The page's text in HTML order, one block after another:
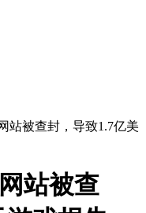
站被查封，导致1.7亿美
站被查